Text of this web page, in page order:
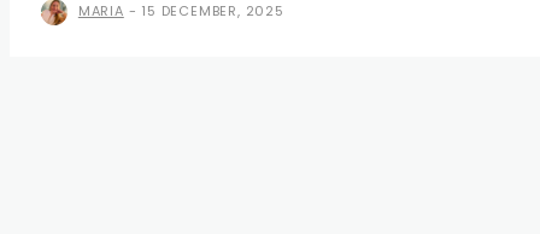
MARIA - 15 DECEMBER, 2025